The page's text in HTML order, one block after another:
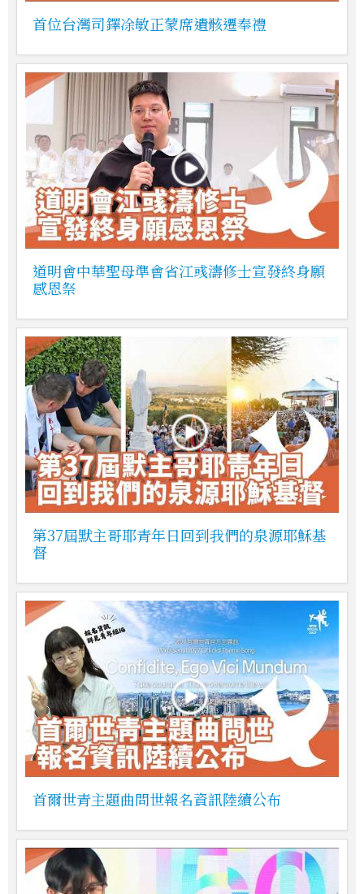
首位台灣司鐸凃敏正蒙席遺骸遷奉禮
道明會中華聖母準會省江彧濤修士宣發終身願
感恩祭
第37屆默主哥耶青年日回到我們的泉源耶穌基
督
首爾世青主題曲問世報名資訊陸續公布